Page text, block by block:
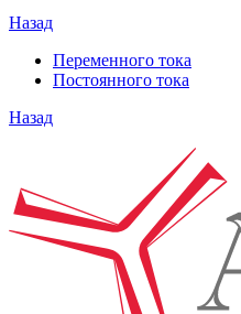
Назад
Переменного тока
Постоянного тока
Назад